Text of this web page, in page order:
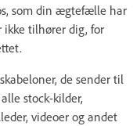
som din ægtefælle har
ikke tilhører dig, for
de sender til
stock-kilder,
videoer og andet